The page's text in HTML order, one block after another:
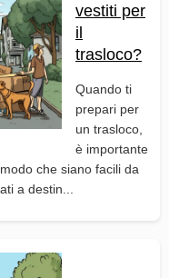
vestiti per
il
trasloco?
Quando ti
prepari per
un trasloco,
è importante
che siano facili da
a destin...